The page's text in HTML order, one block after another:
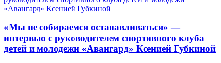
«Мы не собираемся останавливаться» —
интервью с руководителем спортивного клуба
детей и молодежи «Авангард» Ксенией Губкиной